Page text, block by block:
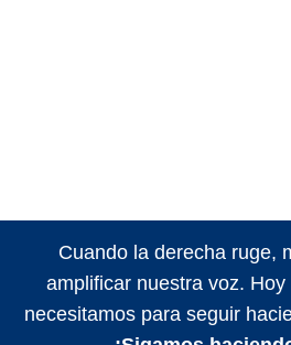
Cuando la derecha ruge,
amplificar nuestra voz.
necesitamos para seguir